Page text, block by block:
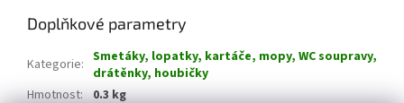
Doplňkové parametry
Kategorie: Smetáky, lopatky, kartáče, mopy, WC soupravy,
drátěnky, houbičky
Hmotnost: 0.3 kg